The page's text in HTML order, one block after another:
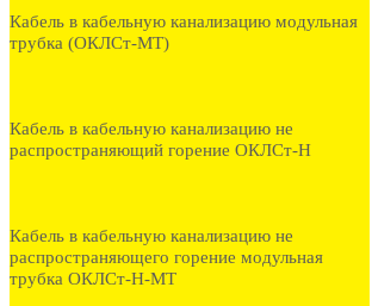
Кабель в кабельную канализацию модульная
трубка (ОКЛСт-МТ)
Кабель в кабельную канализацию не
распространяющий горение ОКЛСт-Н
Кабель в кабельную канализацию не
распространяющего горение модульная
трубка ОКЛСт-Н-МТ